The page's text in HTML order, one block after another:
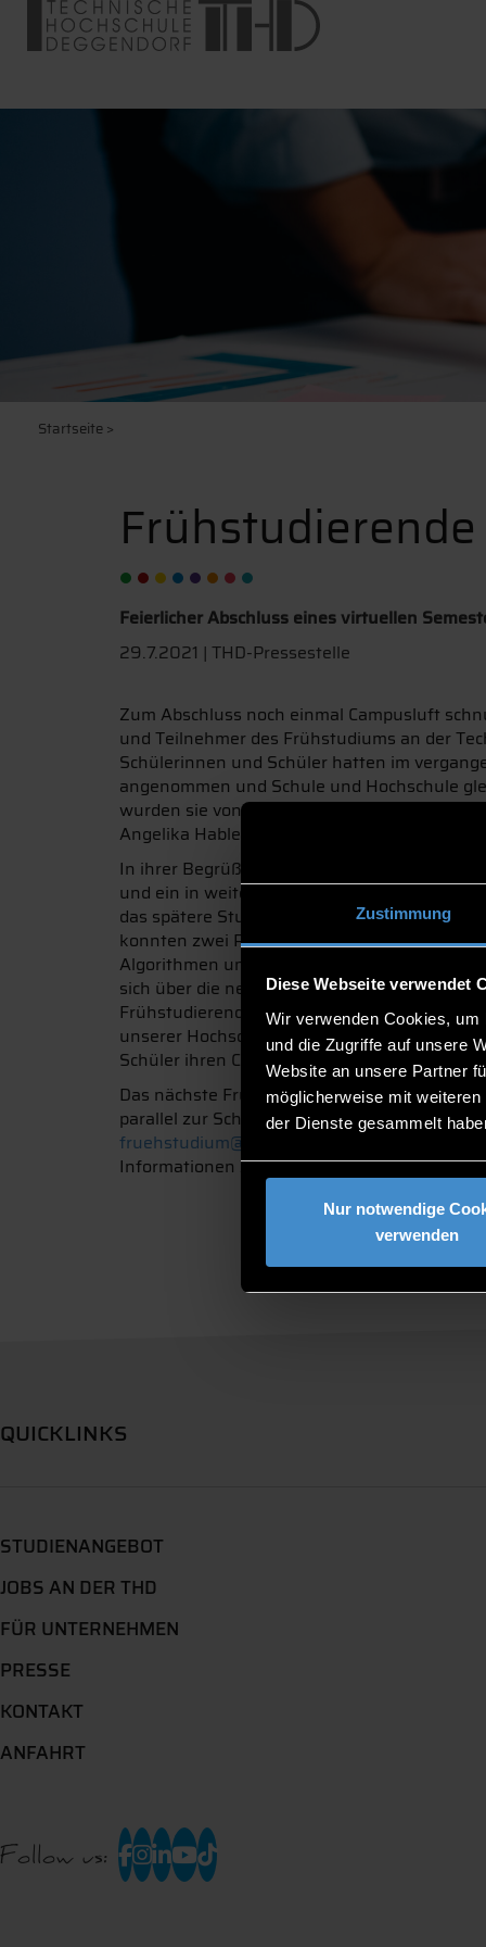
Zustimmung
Diese Webseite verwendet
Wir verwenden Cookies,
und die Zugriffe auf unsere
Website an unsere Partner
möglicherweise mit
der Dienste gesammelt
Nur notwendige
verwenden
Startseite>
Feierlicher Abschluss eines virtuellen
29.7.2021 | THD-Pressestelle
Zum Abschluss noch einmal Campusluft
und Teilnehmer des Frühstudiums an der
Schülerinnen und Schüler hatten im
angenommen und Schule und Hochschule
wurden sie von Professor Patrick Glauner
Angelika Hable feierlich verabschiedet.
In ihrer Begrüßung würdigte Andrea Stelzl
und ein in weiten Strecken virtuelles
das spätere Studium. Ebenfalls online
konnten zwei Regensburger Schüler und
Algorithmen und Datenstrukturen von Prof.
sich über die neuen Möglichkeiten und das
Frühstudierende absolvieren mittlerweile ihr
unserer Hochschule. Das sind alles wirklich
Schüler ihren Campus zum
Das nächste Frühstudium an der THD
parallel zur Schule hören und Themen
fruehstudium@th-deg.de
bei Angelika
Informationen zum Frühstudium und zur
QUICKLINKS
STUDIENANGEBOT
JOBS AN DER THD
FÜR UNTERNEHMEN
PRESSE
KONTAKT
ANFAHRT
Follow us: